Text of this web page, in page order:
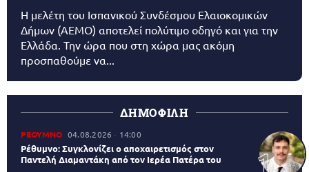
Η μελέτη του Ισπανικού Συνδέσμου Ελαιοκομικών
Δήμων (AEMO) αποτελεί πολύτιμο οδηγό και για την
Ελλάδα. Την ώρα που στη χώρα μας ακόμη
προσπαθούμε να...
ΔΗΜΟΦΙΛΗ
ΡΕΘΥΜΝΟ 04.08.2026 14:00
Ρέθυμνο: Συγκλονίζει ο αποχαιρετισμός στον
Παντελή Διαμαντάκη από τον Ιερέα Πατέρα του